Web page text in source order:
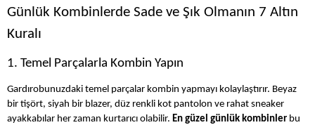
Günlük Kombinlerde Sade ve Şık Olmanın 7 Altın
Kuralı
1. Temel Parçalarla Kombin Yapın
Gardırobunuzdaki temel parçalar kombin yapmayı kolaylaştırır. Beyaz
bir tişört, siyah bir blazer, düz renkli kot pantolon ve rahat sneaker
ayakkabılar her zaman kurtarıcı olabilir. En güzel günlük kombinler bu